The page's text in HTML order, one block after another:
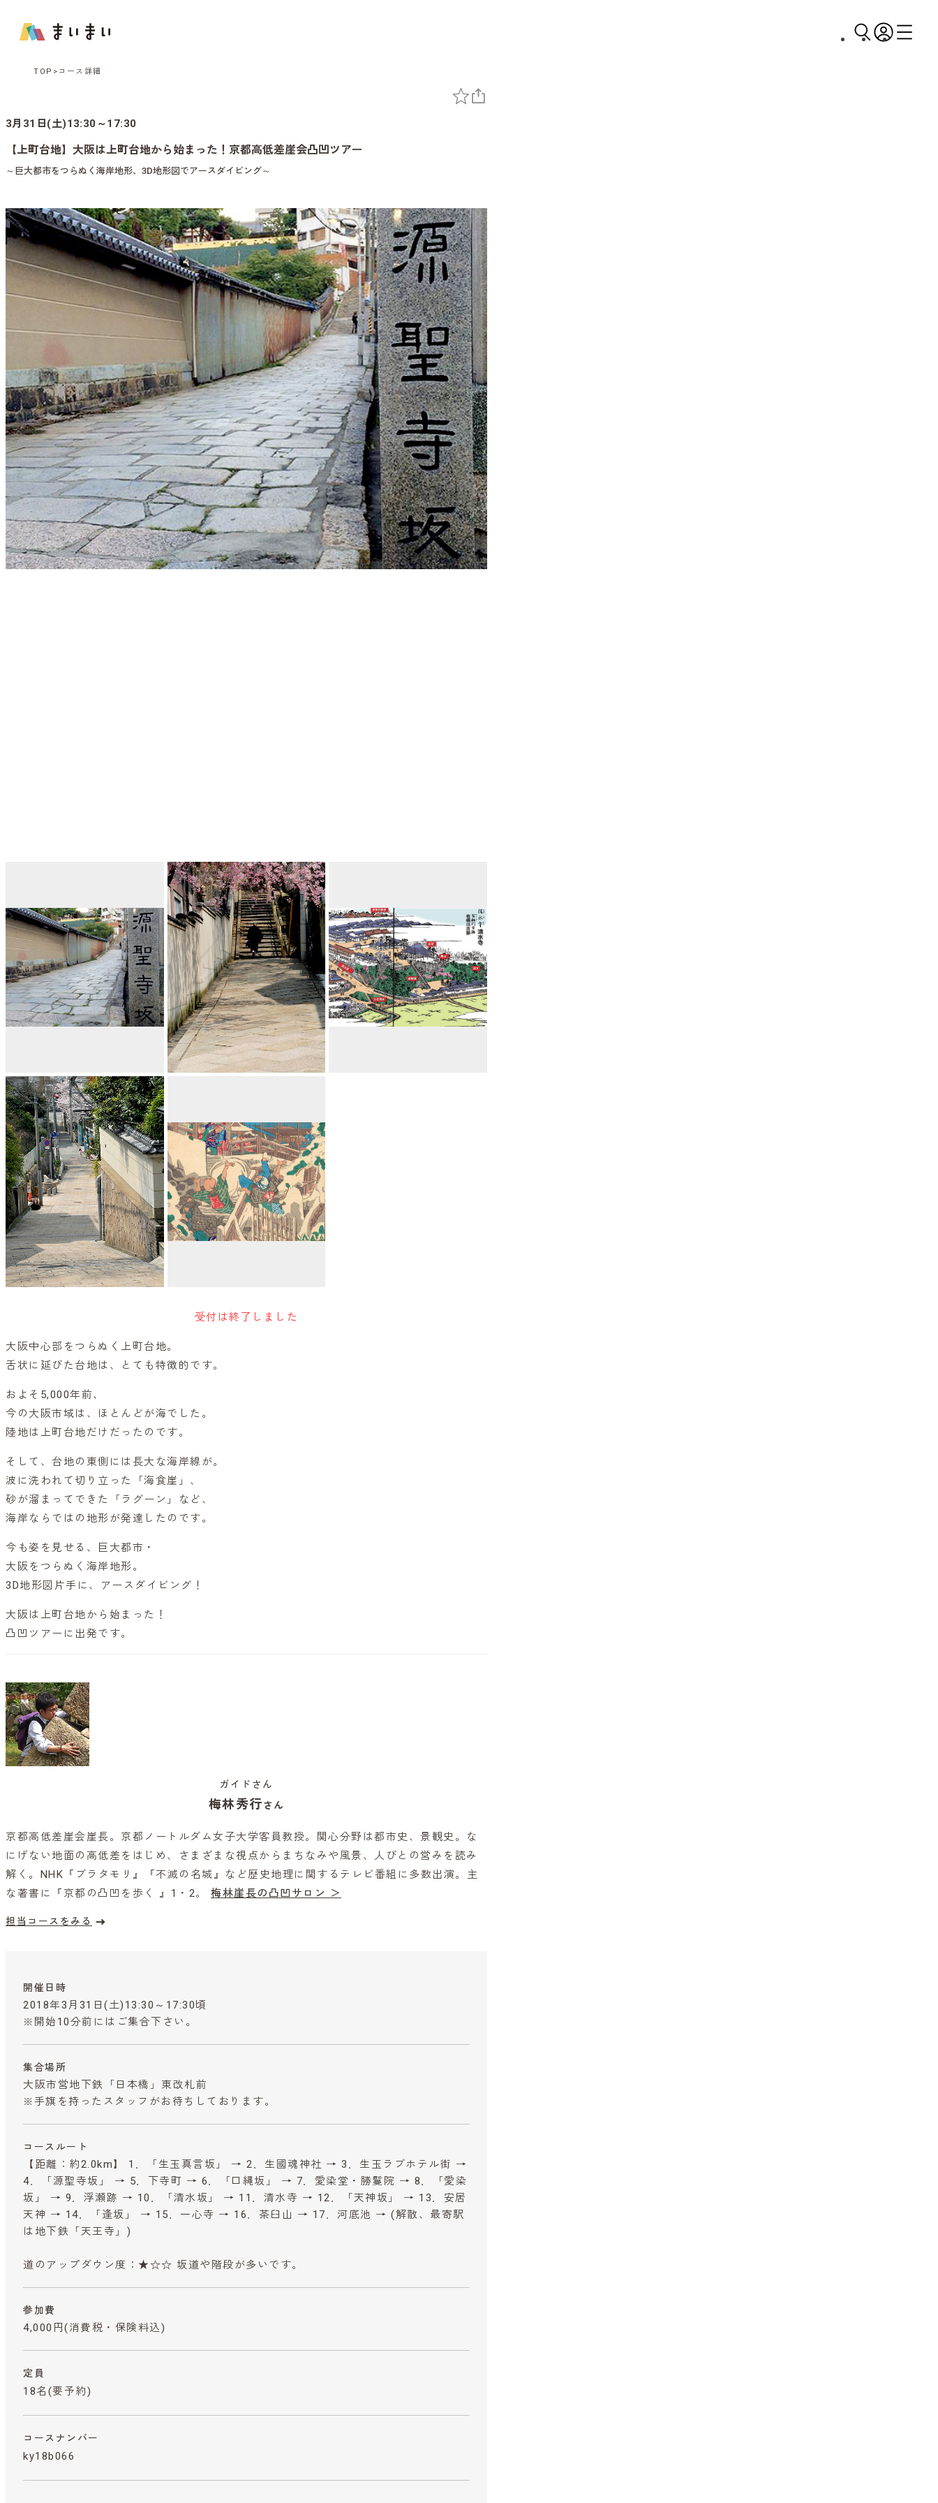
TOP コース詳細
3月31日(土)13:30～17:30
【上町台地】大阪は上町台地から始まった！京都高低差崖会凸凹ツアー
～巨大都市をつらぬく海岸地形、3D地形図でアースダイビング～
受付は終了しました
大阪中心部をつらぬく上町台地。
舌状に延びた台地は、とても特徴的です。
およそ5,000年前、
今の大阪市域は、ほとんどが海でした。
陸地は上町台地だけだったのです。
そして、台地の東側には長大な海岸線が。
波に洗われて切り立った「海食崖」、
砂が溜まってできた「ラグーン」など、
海岸ならではの地形が発達したのです。
今も姿を見せる、巨大都市・
大阪をつらぬく海岸地形。
3D地形図片手に、アースダイビング！
大阪は上町台地から始まった！
凸凹ツアーに出発です。
ガイドさん
梅林秀行さん
京都高低差崖会崖長。京都ノートルダム女子大学客員教授。関心分野は都市史、景観史。な
にげない地面の高低差をはじめ、さまざまな視点からまちなみや風景、人びとの営みを読み
解く。NHK『ブラタモリ』『不滅の名城』など歴史地理に関するテレビ番組に多数出演。主
な著書に『京都の凸凹を歩く 』1・2。 梅林崖長の凸凹サロン ＞
担当コースをみる
開催日時
2018年3月31日(土)13:30～17:30頃
※開始10分前にはご集合下さい。
集合場所
大阪市営地下鉄「日本橋」東改札前
※手旗を持ったスタッフがお待ちしております。
コースルート
【距離：約2.0km】 1．「生玉真言坂」 → 2．生國魂神社 → 3．生玉ラブホテル街 →
4．「源聖寺坂」 → 5．下寺町 → 6．「口縄坂」 → 7．愛染堂・勝鬘院 → 8．「愛染
坂」 → 9．浮瀬跡 → 10．「清水坂」 → 11．清水寺 → 12．「天神坂」 → 13．安居
天神 → 14．「逢坂」 → 15．一心寺 → 16．茶臼山 → 17．河底池 → (解散、最寄駅
は地下鉄「天王寺」)
道のアップダウン度：★☆☆ 坂道や階段が多いです。
参加費
4,000円 (消費税・保険料込)
定員
18名(要予約)
コースナンバー
ky18b066